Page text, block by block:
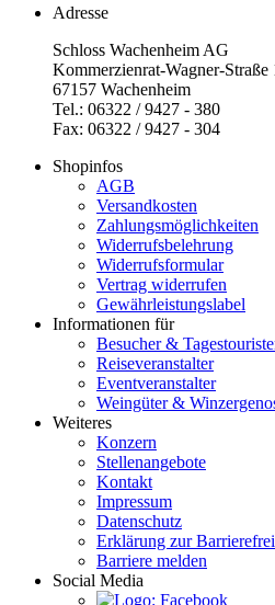
Adresse
Schloss Wachenheim AG
Kommerzienrat-Wagner-Straße
67157 Wachenheim
Tel.: 06322 / 9427 - 380
Fax: 06322 / 9427 - 304
Shopinfos
AGB
Versandkosten
Zahlungsmöglichkeiten
Widerrufsbelehrung
Widerrufsformular
Vertrag widerrufen
Gewährleistungslabel
Informationen für
Besucher &
Reiseveranstalter
Eventveranstalter
Weingüter &
Weiteres
Konzern
Stellenangebote
Kontakt
Impressum
Datenschutz
Erklärung zur
Barriere melden
Social Media